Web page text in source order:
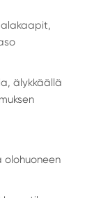
alakaapit,
älykkäällä